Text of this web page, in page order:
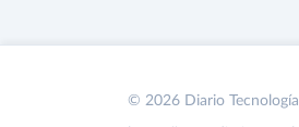
© 2026 Diario Tecnología